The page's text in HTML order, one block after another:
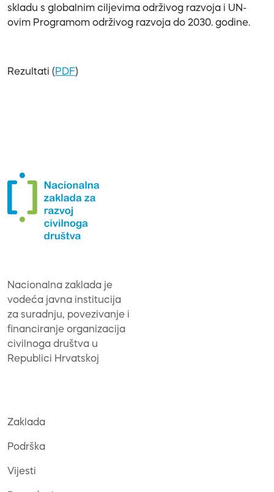
skladu s globalnim ciljevima održivog razvoja i UN-
ovim Programom održivog razvoja do 2030. godine.
Rezultati (PDF)
Nacionalna zaklada je
vodeća javna institucija
za suradnju, povezivanje i
financiranje organizacija
civilnoga društva u
Republici Hrvatskoj
Zaklada
Podrška
Vijesti